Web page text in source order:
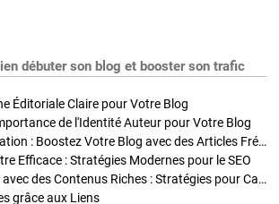
débuter son blog et booster son trafic
Éditoriale Claire pour Votre Blog
de l'Identité Auteur pour Votre Blog
Stratégies de Publication : Boostez Votre Blog avec des Articles Fréquents et Exclusifs
Efficace : Stratégies Modernes pour le SEO
Enrichir Vos Articles avec des Contenus Riches : Stratégies pour Captiver et Optimiser
grâce aux Liens